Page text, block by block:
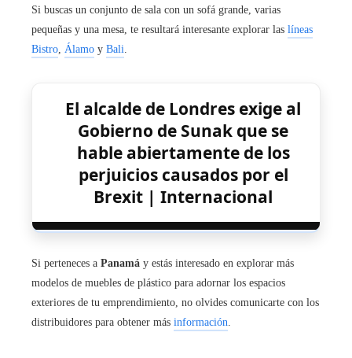
Si buscas un conjunto de sala con un sofá grande, varias
pequeñas y una mesa, te resultará interesante explorar las líneas
Bistro Álamo y Bali
El alcalde de Londres exige al
Gobierno de Sunak que se
hable abiertamente de los
perjuicios causados por el
Brexit | Internacional
Si perteneces a Panamá y estás interesado en explorar más
modelos de muebles de plástico para adornar los espacios
exteriores de tu emprendimiento, no olvides comunicarte con los
distribuidores para obtener más información